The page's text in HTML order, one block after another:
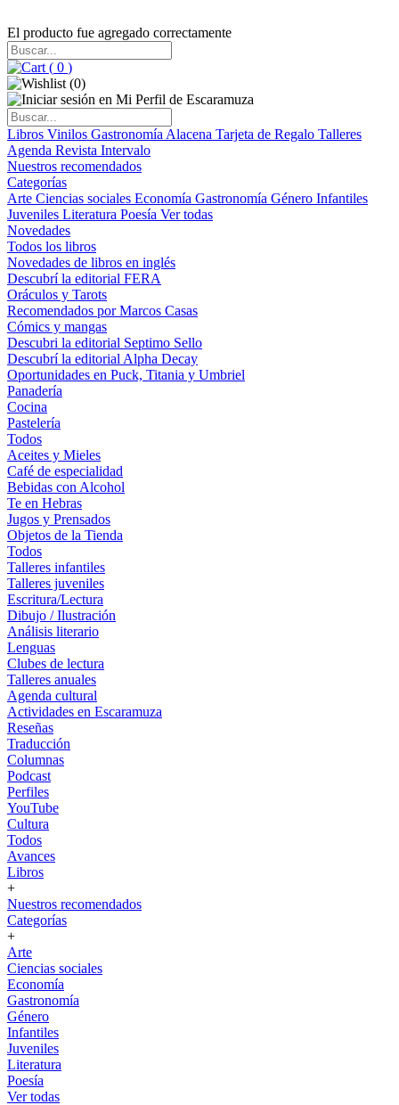
El producto fue agregado correctamente
( 0 )
(0)
Libros Vinilos Gastronomía Alacena Tarjeta de Regalo Talleres
Agenda Revista Intervalo
Nuestros recomendados
Categorías
Arte Ciencias sociales Economía Gastronomía Género Infantiles
Juveniles Literatura Poesía Ver todas
Novedades
Todos los libros
Novedades de libros en inglés
Descubrí la editorial FERA
Oráculos y Tarots
Recomendados por Marcos Casas
Cómics y mangas
Descubri la editorial Septimo Sello
Descubrí la editorial Alpha Decay
Oportunidades en Puck, Titania y Umbriel
Panadería
Cocina
Pastelería
Todos
Aceites y Mieles
Café de especialidad
Bebidas con Alcohol
Te en Hebras
Jugos y Prensados
Objetos de la Tienda
Todos
Talleres infantiles
Talleres juveniles
Escritura/Lectura
Dibujo / Ilustración
Análisis literario
Lenguas
Clubes de lectura
Talleres anuales
Agenda cultural
Actividades en Escaramuza
Reseñas
Traducción
Columnas
Podcast
Perfiles
YouTube
Cultura
Todos
Avances
Libros
+
Nuestros recomendados
Categorías
+
Arte
Ciencias sociales
Economía
Gastronomía
Género
Infantiles
Juveniles
Literatura
Poesía
Ver todas